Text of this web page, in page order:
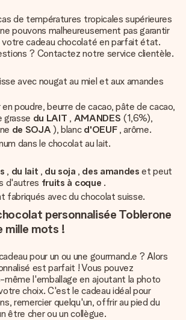
de températures tropicales supérieures
pouvons malheureusement pas garantir
votre cadeau chocolaté en parfait état.
? Contactez notre service clientèle.
avec nougat au miel et aux amandes
poudre, beurre de cacao, pâte de cacao,
grasse du LAIT , AMANDES (1,6%),
de SOJA ), blanc d'OEUF, arôme.
dans le chocolat au lait.
, du lait , du soja , des amandes et peut
d'autres fruits à coque .
fabriqués avec du chocolat suisse.
personnalisée Toblerone
mille mots !
pour un ou une gourmand.e ? Alors
est parfait ! Vous pouvez
même l'emballage en ajoutant la photo
choix. C'est le cadeau idéal pour
remercier quelqu'un, offrir au pied du
être cher ou un collègue.